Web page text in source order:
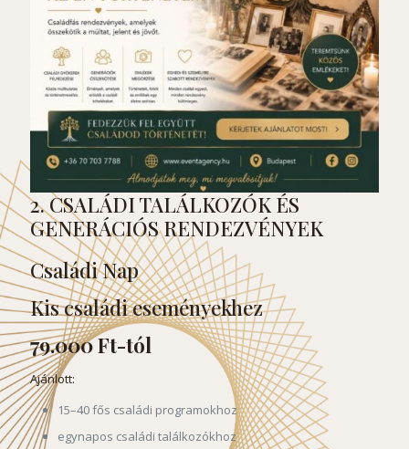
2. CSALÁDI TALÁLKOZÓK ÉS
GENERÁCIÓS RENDEZVÉNYEK
Családi Nap
Kis családi eseményekhez
79.000 Ft-tól
Ajánlott:
15–40 fős családi programokhoz
egynapos családi találkozókhoz